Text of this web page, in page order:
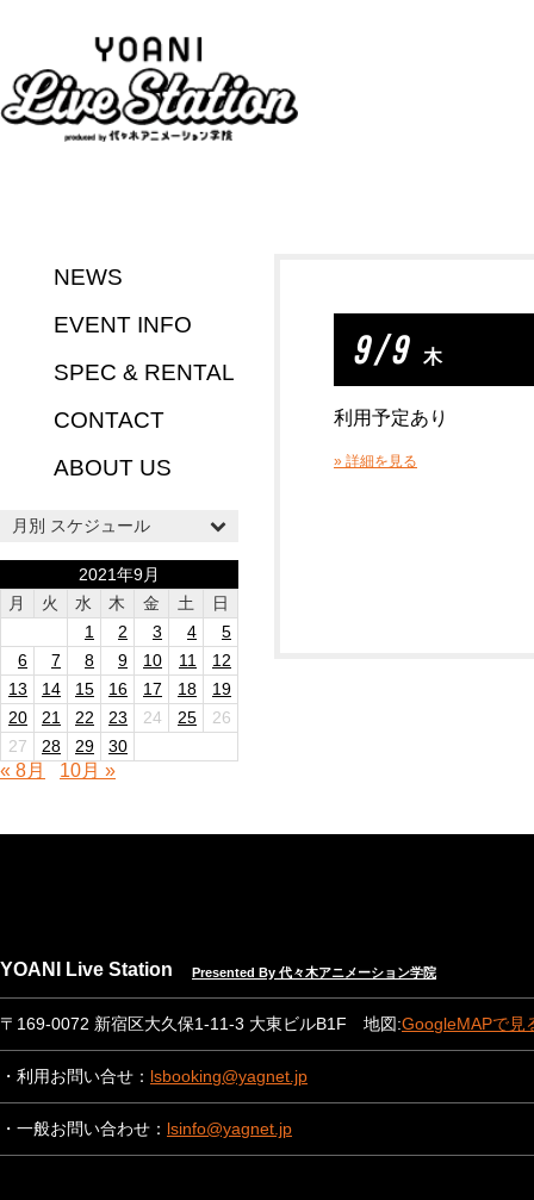
NEWS
EVENT INFO
SPEC & RENTAL
CONTACT
ABOUT US
月別 スケジュール
2021年9月
月
火 水 木 金 土
日
1
2 3 4
5
6
7 8 9 10 11
12
13
14 15 16 17 18
19
20
21 22 23 24 25
26
27
28 29 30
« 8月 10月 »
9 / 9 木
利用予定あり
» 詳細を見る
YOANI Live Station Presented By 代々木アニメーション学院
〒169-0072 新宿区大久保1-11-3 大東ビルB1F 地図:GoogleMAPで見
・利用お問い合せ： lsbooking@yagnet.jp
・一般お問い合わせ： lsinfo@yagnet.jp